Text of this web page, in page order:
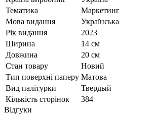
Тематика
Маркетинг
Мова видання
Українська
Рік видання
2023
Ширина
14 см
Довжина
20 см
Стан товару
Новий
Тип поверхні паперу Матова
Вид палітурки
Твердый
Кількість сторінок
384
Відгуки